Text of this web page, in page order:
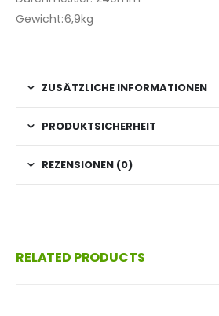
Gewicht:6,9kg
ZUSÄTZLICHE INFORMATIONEN
PRODUKTSICHERHEIT
REZENSIONEN (0)
RELATED PRODUCTS